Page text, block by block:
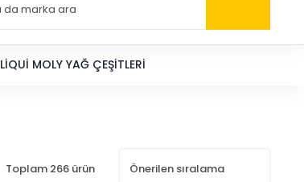
LIQUI MOLY YAĞ ÇEŞITLERI
Toplam 266 ürün